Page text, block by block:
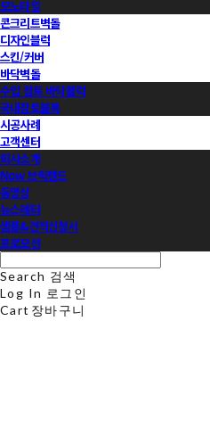
모노타일
콘크리트벽돌
디자인블럭
스킨/커버
바닥벽돌
수입 점토 바닥블럭
국내점토블록
시공사례
고객센터
회사소개
Now 브릭랜드
동영상
뉴스레터
샘플&견적신청서
프로모션
Search 검색
Log In 로그인
Cart 장바구니